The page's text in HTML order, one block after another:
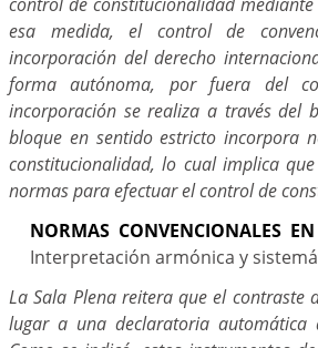
esa medida, el control de
incorporación del derecho
forma autónoma, por fuera del
incorporación se realiza a través del
bloque en sentido estricto incorpora
constitucionalidad, lo cual implica
normas para efectuar el control de
NORMAS CONVENCIONALES
Interpretación armónica y
La Sala Plena reitera que el
lugar a una declaratoria automática